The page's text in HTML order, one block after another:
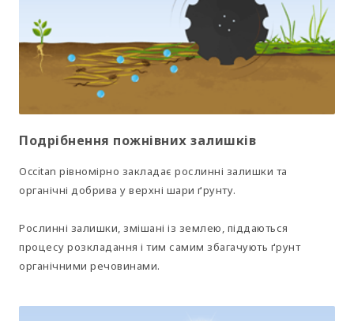
Подрібнення пожнівних залишків
Occitan рівномірно закладає рослинні залишки та
органічні добрива у верхні шари ґрунту.
Рослинні залишки, змішані із землею, піддаються
процесу розкладання і тим самим збагачують ґрунт
органічними речовинами.